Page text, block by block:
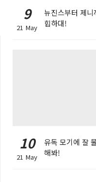
9
21 May
뉴진스부터 제
힙하대!
10
21 May
유독 모기에 잘
해봐!